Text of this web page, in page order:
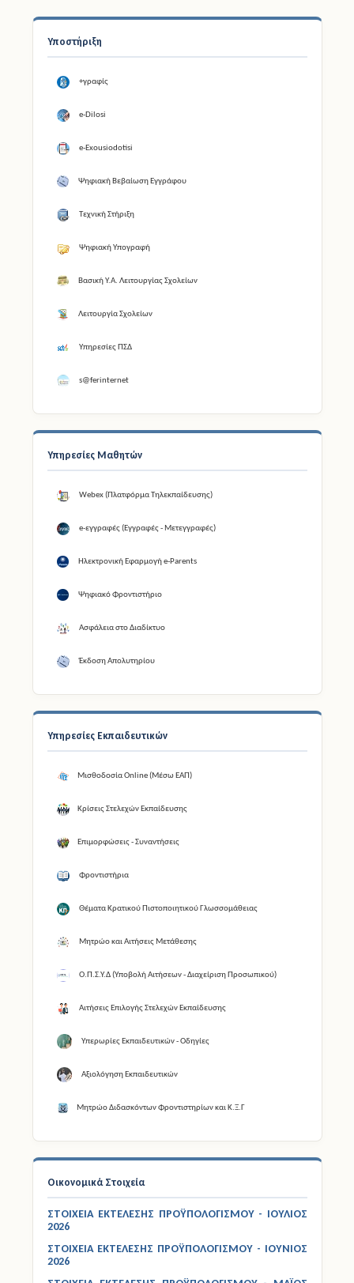
Υποστήριξη
+γραφίς
Ψηφιακή Βεβαίωση Εγγράφου
Τεχνική Στήριξη
Ψηφιακή Υπογραφή
Βασική Υ.Α. Λειτουργίας Σχολείων
Λειτουργία Σχολείων
Υπηρεσίες ΠΣΔ
s@ferinternet
Υπηρεσίες Μαθητών
Webex (Πλατφόρμα Τηλεκπαίδευσης)
e-εγγραφές (Εγγραφές - Μετεγγραφές)
Ηλεκτρονική Εφαρμογή e-Parents
Ψηφιακό Φροντιστήριο
Ασφάλεια στο Διαδίκτυο
Έκδοση Απολυτηρίου
Υπηρεσίες Εκπαιδευτικών
Μισθοδοσία Online (Μέσω ΕΑΠ)
Κρίσεις Στελεχών Εκπαίδευσης
Επιμορφώσεις - Συναντήσεις
Φροντιστήρια
Θέματα Κρατικού Πιστοποιητικού Γλωσσομάθειας
Μητρώο και Αιτήσεις Μετάθεσης
Ο.Π.Σ.Υ.Δ (Υποβολή Αιτήσεων - Διαχείριση Προσωπικού)
Αιτήσεις Επιλογής Στελεχών Εκπαίδευσης
Υπερωρίες Εκπαιδευτικών - Οδηγίες
Αξιολόγηση Εκπαιδευτικών
Μητρώο Διδασκόντων Φροντιστηρίων και Κ.Ξ.Γ
Οικονομικά Στοιχεία
ΣΤΟΙΧΕΙΑ ΕΚΤΕΛΕΣΗΣ ΠΡΟΫΠΟΛΟΓΙΣΜΟΥ - ΙΟΥΛΙΟΣ
2026
ΣΤΟΙΧΕΙΑ ΕΚΤΕΛΕΣΗΣ ΠΡΟΫΠΟΛΟΓΙΣΜΟΥ - ΙΟΥΝΙΟΣ
2026